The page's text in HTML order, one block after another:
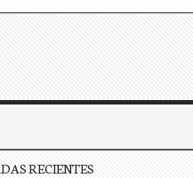
RECIENTES